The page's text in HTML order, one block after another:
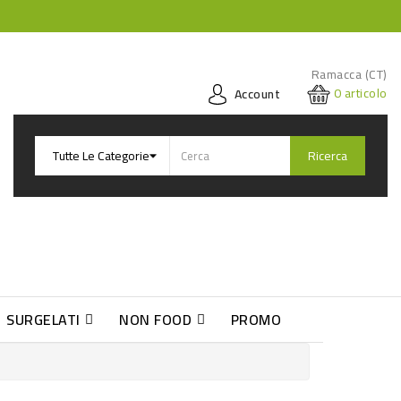
Ramacca (CT)
Account
0articolo
Ricerca
SURGELATI NON FOOD PROMO